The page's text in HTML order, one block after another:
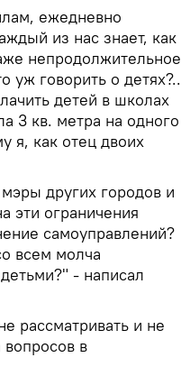
ежедневно
из нас знает, как
непродолжительное
уж говорить о детях?..
детей в школах
3 кв. метра на одного
я, как отец двоих
других городов и
эти ограничения
самоуправлений?
всем молча
- написал
рассматривать и не
в